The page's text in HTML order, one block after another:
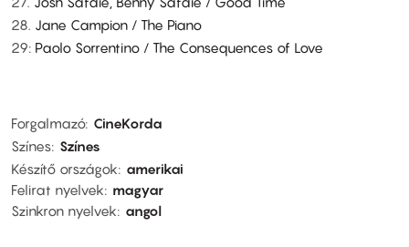
28. Jane Campion / The Piano
29: Paolo Sorrentino / The Consequences of Love
Forgalmazó CineKorda
Színes Színes
Készítő országok
amerikai
Felirat nyelvek
magyar
Szinkron nyelvek
angol